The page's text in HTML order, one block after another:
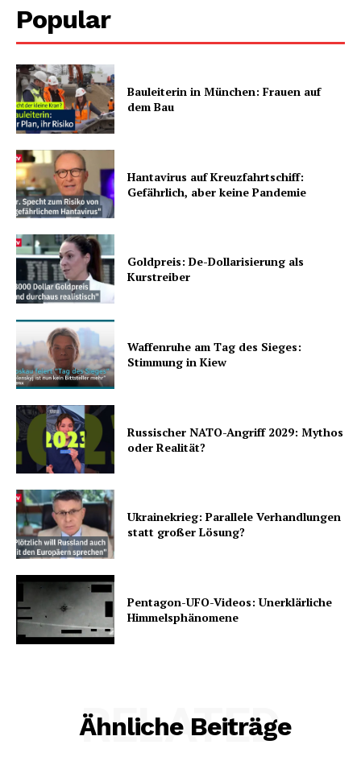
Popular
Bauleiterin in München: Frauen auf
dem Bau
Hantavirus auf Kreuzfahrtschiff:
Gefährlich, aber keine Pandemie
Goldpreis: De-Dollarisierung als
Kurstreiber
Waffenruhe am Tag des Sieges:
Stimmung in Kiew
Russischer NATO-Angriff 2029: Mythos
oder Realität?
Ukrainekrieg: Parallele Verhandlungen
statt großer Lösung?
Pentagon-UFO-Videos: Unerklärliche
Himmelsphänomene
Ähnliche Beiträge
RELATED